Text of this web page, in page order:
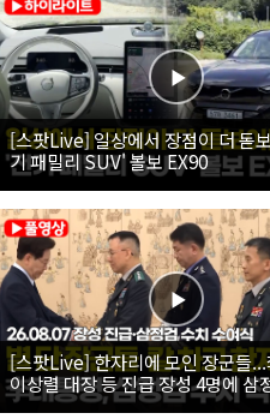
[스팟Live] 일상에서 장점이 더 돋
기 패밀리 SUV' 볼보 EX90
[스팟Live] 한자리에 모인 장군들
이상렬 대장 등 진급 장성 4명에 삼
직접 수여｜26.08.07 장성 진급·삼